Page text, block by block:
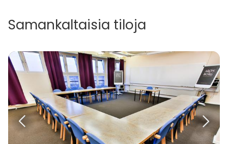
Samankaltaisia tiloja